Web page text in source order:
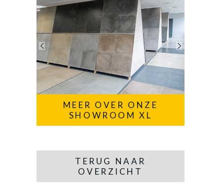
MEER OVER ONZE
SHOWROOM XL
TERUG NAAR
OVERZICHT